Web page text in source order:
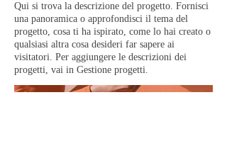
Qui si trova la descrizione del progetto. Fornisci
una panoramica o approfondisci il tema del
progetto, cosa ti ha ispirato, come lo hai creato o
qualsiasi altra cosa desideri far sapere ai
visitatori. Per aggiungere le descrizioni dei
progetti, vai in Gestione progetti.